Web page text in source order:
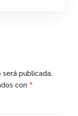
publicada.
con *